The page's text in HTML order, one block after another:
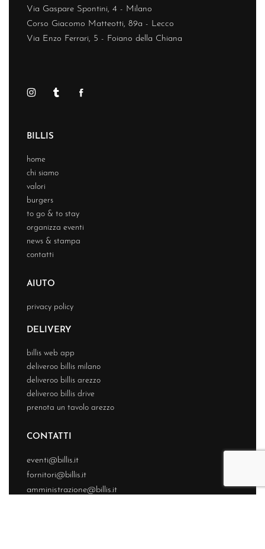
Via Gaspare Spontini, 4 - Milano
Corso Giacomo Matteotti, 89a - Lecco
Via Enzo Ferrari, 5 - Foiano della Chiana
BILLIS
home
chi siamo
valori
burgers
to go & to stay
organizza eventi
news & stampa
contatti
AIUTO
privacy policy
DELIVERY
billis web app
deliveroo billis milano
deliveroo billis arezzo
deliveroo billis drive
prenota un tavolo arezzo
CONTATTI
eventi@billis.it
fornitori@billis.it
amministrazione@billis.it